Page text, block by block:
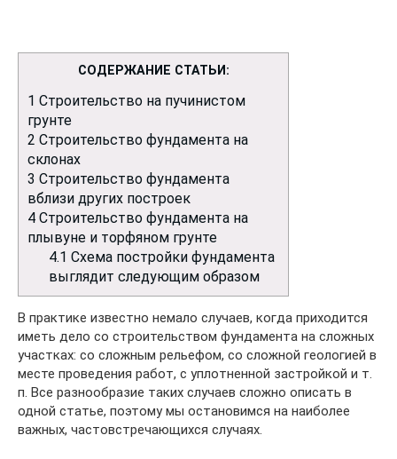
СОДЕРЖАНИЕ СТАТЬИ:
1 Строительство на пучинистом
грунте
2 Строительство фундамента на
склонах
3 Строительство фундамента
вблизи других построек
4 Строительство фундамента на
плывуне и торфяном грунте
4.1 Схема постройки фундамента
выглядит следующим образом
В практике известно немало случаев, когда приходится
иметь дело со строительством фундамента на сложных
участках: со сложным рельефом, со сложной геологией в
месте проведения работ, с уплотненной застройкой и т.
п. Все разнообразие таких случаев сложно описать в
одной статье, поэтому мы остановимся на наиболее
важных, частовстречающихся случаях.